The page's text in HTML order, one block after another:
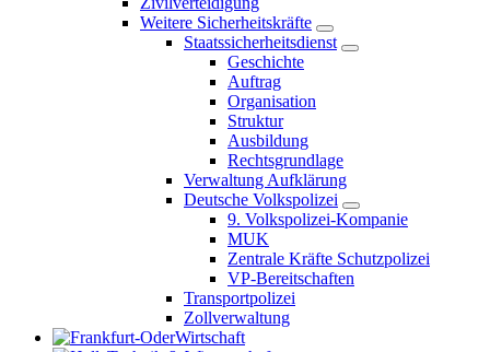
Weitere Sicherheitskräfte
Staatssicherheitsdienst
Geschichte
Auftrag
Organisation
Struktur
Ausbildung
Rechtsgrundlage
Verwaltung Aufklärung
Deutsche Volkspolizei
9. Volkspolizei-Kompanie
MUK
Zentrale Kräfte Schutzpolizei
VP-Bereitschaften
Transportpolizei
Zollverwaltung
Wirtschaft